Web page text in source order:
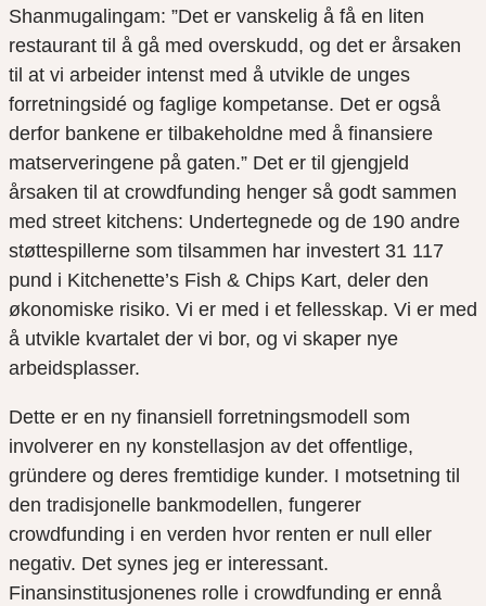
Shanmugalingam: ”Det er vanskelig å få en liten
restaurant til å gå med overskudd, og det er årsaken
til at vi arbeider intenst med å utvikle de unges
forretningsidé og faglige kompetanse. Det er også
derfor bankene er tilbakeholdne med å finansiere
matserveringene på gaten.” Det er til gjengjeld
årsaken til at crowdfunding henger så godt sammen
med street kitchens: Undertegnede og de 190 andre
støttespillerne som tilsammen har investert 31 117
pund i Kitchenette’s Fish & Chips Kart, deler den
økonomiske risiko. Vi er med i et fellesskap. Vi er med
å utvikle kvartalet der vi bor, og vi skaper nye
arbeidsplasser.
Dette er en ny finansiell forretningsmodell som
involverer en ny konstellasjon av det offentlige,
gründere og deres fremtidige kunder. I motsetning til
den tradisjonelle bankmodellen, fungerer
crowdfunding i en verden hvor renten er null eller
negativ. Det synes jeg er interessant.
Finansinstitusjonenes rolle i crowdfunding er ennå